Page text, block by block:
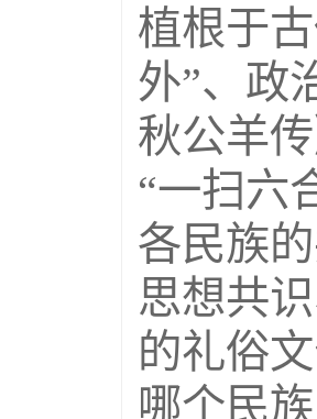
植根于
外”、政
秋公羊
“一扫六
各民族
思想共
的礼俗
哪个民